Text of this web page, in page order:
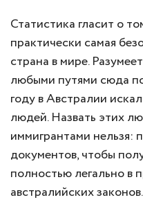
Статистика гласит о
практически самая
страна в мире.
любыми путями сюда
году в Австралии
людей. Назвать этих
иммигрантами нельзя:
документов, чтобы
полностью легально в
австралийских законов.